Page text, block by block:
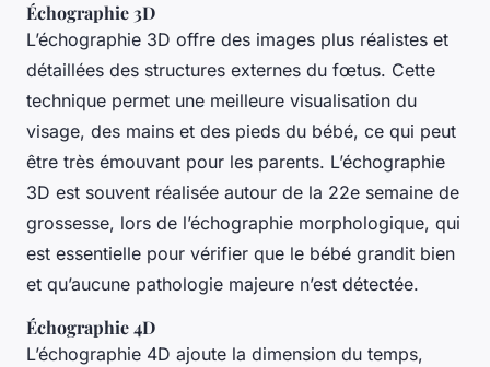
Échographie 3D
L’échographie 3D offre des images plus réalistes et
détaillées des structures externes du fœtus. Cette
technique permet une meilleure visualisation du
visage, des mains et des pieds du bébé, ce qui peut
être très émouvant pour les parents. L’échographie
3D est souvent réalisée autour de la 22e semaine de
grossesse, lors de l’échographie morphologique, qui
est essentielle pour vérifier que le bébé grandit bien
et qu’aucune pathologie majeure n’est détectée.
Échographie 4D
L’échographie 4D ajoute la dimension du temps,